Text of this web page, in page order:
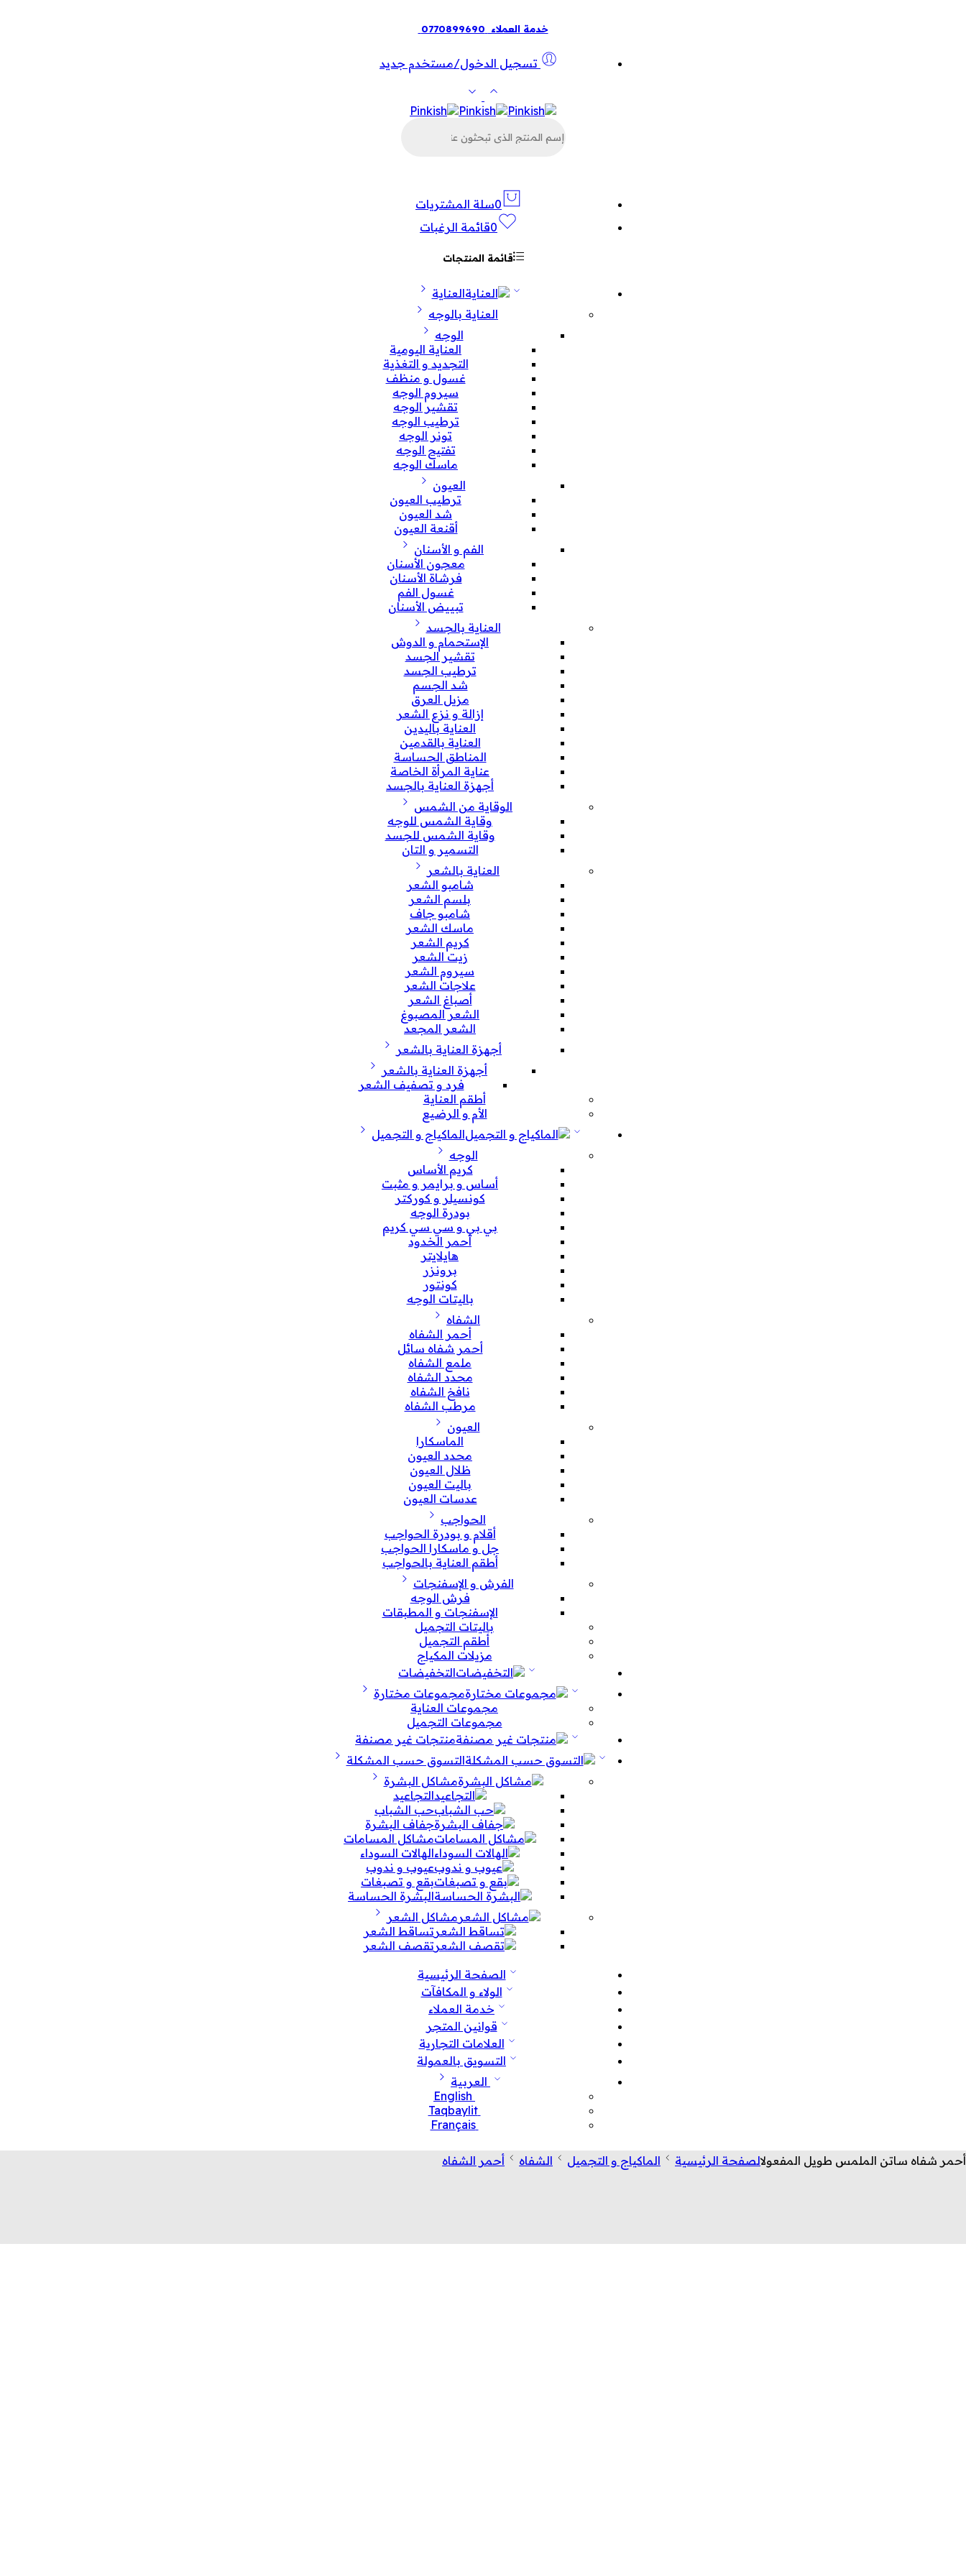
خدمة العملاء 0770899690
تسجيل الدخول/مستخدم جديد
عن
0سلة المشتريات
0قائمة الرغبات
قائمة المنتجات
العناية
العناية بالوجه
الوجه
العناية اليومية
التجديد و التغذية
غسول و منظف
سيروم الوجه
تقشير الوجه
ترطيب الوجه
تونر الوجه
تفتيح الوجه
ماسك الوجه
العيون
ترطيب العيون
شد العيون
أقنعة العيون
الفم و الأسنان
معجون الأسنان
فرشاة الأسنان
غسول الفم
تبييض الأسنان
العناية بالجسد
الإستحمام و الدوش
تقشير الجسد
ترطيب الجسد
شد الجسم
مزيل العرق
إزالة و نزع الشعر
العناية باليدين
العناية بالقدمين
المناطق الحساسة
عناية المرأة الخاصة
أجهزة العناية بالجسد
الوقاية من الشمس
وقاية الشمس للوجه
وقاية الشمس للجسد
التسمير و التان
العناية بالشعر
شامبو الشعر
بلسم الشعر
شامبو جاف
ماسك الشعر
كريم الشعر
زيت الشعر
سيروم الشعر
علاجات الشعر
أصباغ الشعر
الشعر المصبوغ
الشعر المجعد
أجهزة العناية بالشعر
أجهزة العناية بالشعر
فرد و تصفيف الشعر
أطقم العناية
الأم و الرضيع
الماكياج و التجميل
الوجه
كريم الأساس
أساس و برايمر و مثبت
كونسيلر و كوركتر
بودرة الوجه
بي بي و سي سي كريم
أحمر الخدود
هايلايتر
برونزر
كونتور
باليتات الوجه
الشفاه
أحمر الشفاه
أحمر شفاه سائل
ملمع الشفاه
محدد الشفاه
نافخ الشفاه
مرطب الشفاه
العيون
الماسكارا
محدد العيون
ظلال العيون
باليت العيون
عدسات العيون
الحواجب
أقلام و بودرة الحواجب
جل و ماسكارا الحواجب
أطقم العناية بالحواجب
الفرش و الإسفنجات
فرش الوجه
الإسفنجات و المطبقات
باليتات التجميل
أطقم التجميل
مزيلات المكياج
التخفيضات
مجموعات مختارة
مجموعات العناية
مجموعات التجميل
منتجات غير مصنفة
التسوق حسب المشكلة
مشاكل البشرة
التجاعيد
حب الشباب
جفاف البشرة
مشاكل المسامات
الهالات السوداء
عيوب و ندوب
بقع و تصبغات
البشرة الحساسة
مشاكل الشعر
تساقط الشعر
تقصف الشعر
الصفحة الرئيسية
الولاء و المكافآت
خدمة العملاء
قوانين المتجر
العلامات التجارية
التسويق بالعمولة
العربية
English
Taqbaylit
Français
أحمر شفاه ساتن الملمس طويل المفعولالصفحة الرئيسية الماكياج و التجميل الشفاه أحمر الشفاه